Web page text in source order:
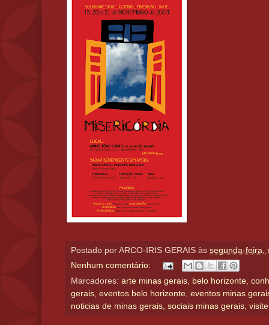
Postado por ARCO-IRIS GERAIS às segunda-feira,
Nenhum comentário:
Marcadores: arte minas gerais, belo horizonte,
gerais, eventos belo horizonte, eventos minas
noticias de minas gerais, sociais minas gerais,